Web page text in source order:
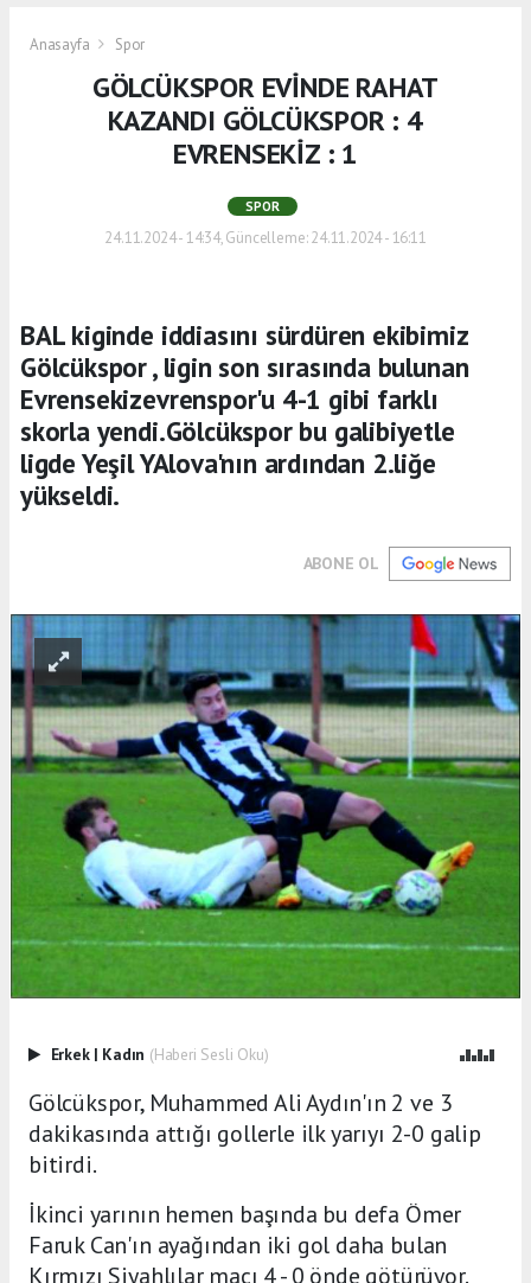
Anasayfa Spor
GÖLCÜKSPOR EVİNDE RAHAT
KAZANDI GÖLCÜKSPOR : 4
EVRENSEKİZ : 1
SPOR
24.11.2024 - 14:34, Güncelleme: 24.11.2024 - 16:11
BAL kiginde iddiasını sürdüren ekibimiz
Gölcükspor , ligin son sırasında bulunan
Evrensekizevrenspor'u 4-1 gibi farklı
skorla yendi.Gölcükspor bu galibiyetle
ligde Yeşil YAlova'nın ardından 2.liğe
yükseldi.
ABONE OL
Erkek | Kadın (Haberi Sesli Oku)
Gölcükspor, Muhammed Ali Aydın'ın 2 ve 3
dakikasında attığı gollerle ilk yarıyı 2-0 galip
bitirdi.
İkinci yarının hemen başında bu defa Ömer
Faruk Can'ın ayağından iki gol daha bulan
Kırmızı Siyahlılar maçı 4 - 0 önde götürüyor.